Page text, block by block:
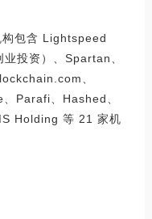
构包含 Lightspeed
投资）、Spartan、
、
Parafi、Hashed、
Holding 等 21 家机